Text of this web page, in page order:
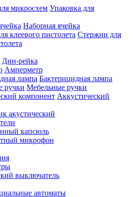
Упаковка для
Наборная ячейка
Стержни для
Дин-рейка
Амперметр
Бактерицидная лампа
Мебельные ручки
Аккустический
акустический
капсюль
микрофон
выключатель